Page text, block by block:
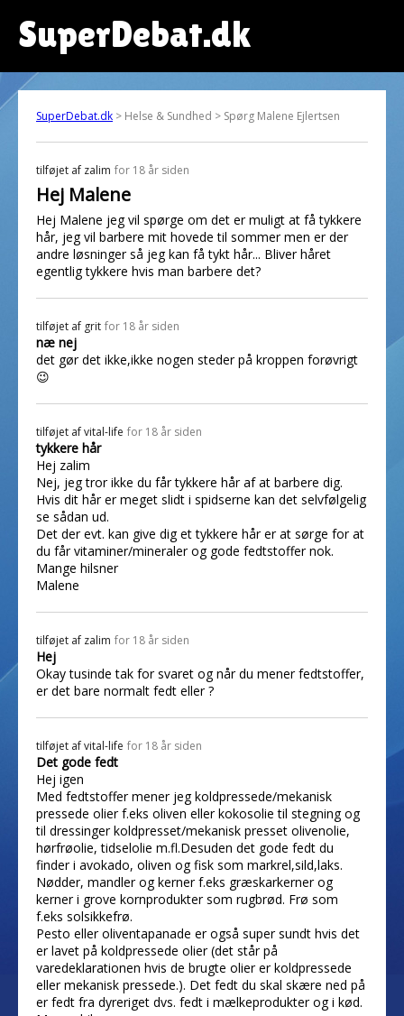
SuperDebat.dk
SuperDebat.dk > Helse & Sundhed > Spørg Malene Ejlertsen
tilføjet af zalim for 18 år siden
Hej Malene
Hej Malene jeg vil spørge om det er muligt at få tykkere
hår, jeg vil barbere mit hovede til sommer men er der
andre løsninger så jeg kan få tykt hår... Bliver håret
egentlig tykkere hvis man barbere det?
tilføjet af grit for 18 år siden
næ nej
det gør det ikke,ikke nogen steder på kroppen forøvrigt
😉
tilføjet afvital-life for 18 år siden
tykkere hår
Hej zalim
Nej, jeg tror ikke du får tykkere hår af at barbere dig.
Hvis dit hår er meget slidt i spidserne kan det selvfølgelig
se sådan ud.
Det der evt. kan give dig et tykkere hår er at sørge for at
du får vitaminer/mineraler og gode fedtstoffer nok.
Mange hilsner
Malene
tilføjet af zalim for 18 år siden
Hej
Okay tusinde tak for svaret og når du mener fedtstoffer,
er det bare normalt fedt eller ?
tilføjet afvital-life for 18 år siden
Det gode fedt
Hej igen
Med fedtstoffer mener jeg koldpressede/mekanisk
pressede olier f.eks oliven eller kokosolie til stegning og
til dressinger koldpresset/mekanisk presset olivenolie,
hørfrøolie, tidselolie m.fl.Desuden det gode fedt du
finder i avokado, oliven og fisk som markrel,sild,laks.
Nødder, mandler og kerner f.eks græskarkerner og
kerner i grove kornprodukter som rugbrød. Frø som
f.eks solsikkefrø.
Pesto eller oliventapanade er også super sundt hvis det
er lavet på koldpressede olier (det står på
varedeklarationen hvis de brugte olier er koldpressede
eller mekanisk pressede.). Det fedt du skal skære ned på
er fedt fra dyreriget dvs. fedt i mælkeprodukter og i kød.